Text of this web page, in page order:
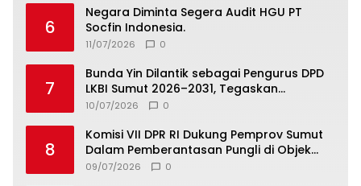
6
Negara Diminta Segera Audit HGU PT
Socfin Indonesia.
11/07/2026 0
7
Bunda Yin Dilantik sebagai Pengurus DPD
LKBI Sumut 2026–2031, Tegaskan
Komitmen Perkuat Toleransi dan
10/07/2026 0
8
Komisi VII DPR RI Dukung Pemprov Sumut
Dalam Pemberantasan Pungli di Objek
Wisata
09/07/2026 0